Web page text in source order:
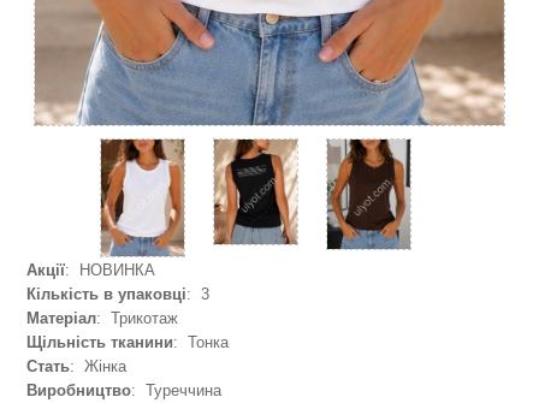
Акції: НОВИНКА
Кількість в упаковці: 3
Матеріал: Трикотаж
Щільність тканини: Тонка
Стать: Жінка
Виробництво: Туреччина